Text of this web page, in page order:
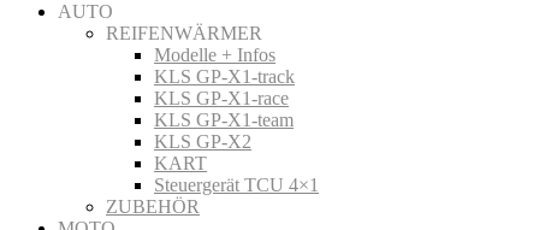
AUTO
REIFENWÄRMER
Modelle + Infos
KLS GP-X1-track
KLS GP-X1-race
KLS GP-X1-team
KLS GP-X2
KART
Steuergerät TCU 4×1
ZUBEHÖR